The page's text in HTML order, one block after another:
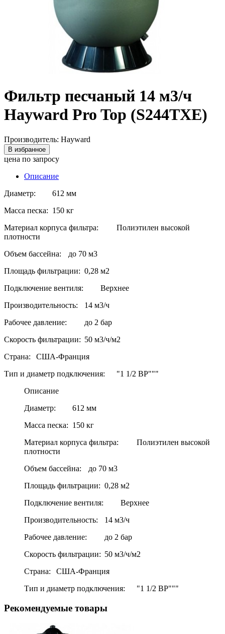
Фильтр песчаный 14 м3/ч
Hayward Pro Top (S244TXE)
Производитель: Hayward
В избранное
цена по запросу
Описание
Диаметр:
612 мм
Масса песка: 150 кг
Материал корпуса фильтра:
Полиэтилен высокой
плотности
Объем бассейна:
до 70 м3
Площадь фильтрации: 0,28 м2
Подключение вентиля:
Верхнее
Производительность:
14 м3/ч
Рабочее давление:
до 2 бар
Скорость фильтрации: 50 м3/ч/м2
Страна:
США-Франция
Тип и диаметр подключения:
"1 1/2 ВР"""
Описание
Диаметр:
612 мм
Масса песка: 150 кг
Материал корпуса фильтра:
Полиэтилен высокой
плотности
Объем бассейна:
до 70 м3
Площадь фильтрации: 0,28 м2
Подключение вентиля:
Верхнее
Производительность:
14 м3/ч
Рабочее давление:
до 2 бар
Скорость фильтрации: 50 м3/ч/м2
Страна:
США-Франция
Тип и диаметр подключения:
"1 1/2 ВР"""
Рекомендуемые товары